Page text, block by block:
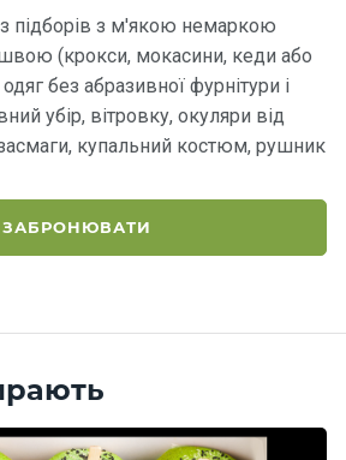
підборів з м'якою немаркою
(крокси, мокасини, кеди або
без абразивної фурнітури і
убір, вітровку, окуляри від
купальний костюм, рушник
ЗАБРОНЮВАТИ